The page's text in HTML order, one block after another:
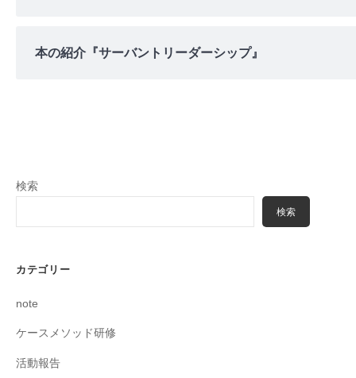
本の紹介『サーバントリーダーシップ』
検索
検索
カテゴリー
note
ケースメソッド研修
活動報告